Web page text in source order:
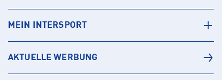
MEIN INTERSPORT
AKTUELLE WERBUNG